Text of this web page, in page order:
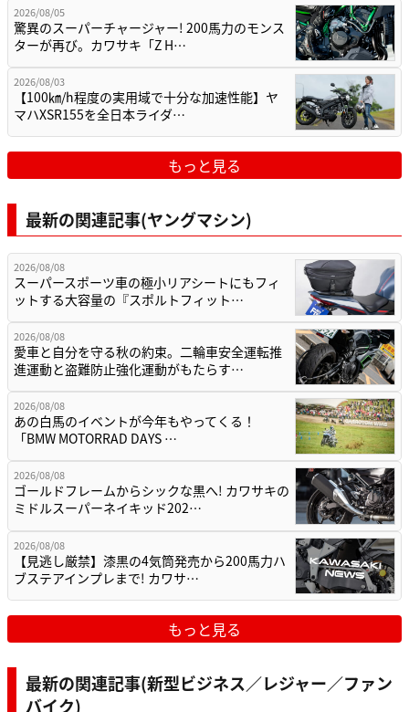
2026/08/05
驚異のスーパーチャージャー! 200馬力のモンス
ターが再び。カワサキ「Z H…
2026/08/03
【100㎞/h程度の実用域で十分な加速性能】ヤ
マハXSR155を全日本ライダ…
もっと見る
最新の関連記事(ヤングマシン)
2026/08/08
スーパースポーツ車の極小リアシートにもフィ
ットする大容量の『スポルトフィット…
2026/08/08
愛車と自分を守る秋の約束。二輪車安全運転推
進運動と盗難防止強化運動がもたらす…
2026/08/08
あの白馬のイベントが今年もやってくる！
「BMW MOTORRAD DAYS …
2026/08/08
ゴールドフレームからシックな黒へ! カワサキの
ミドルスーパーネイキッド202…
2026/08/08
【見逃し厳禁】漆黒の4気筒発売から200馬力ハ
ブステアインプレまで! カワサ…
もっと見る
最新の関連記事(新型ビジネス／レジャー／ファン
バイク)